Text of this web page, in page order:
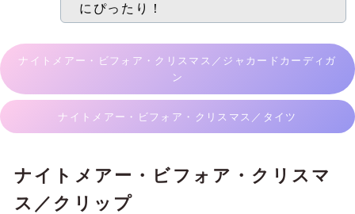
にぴったり！
ナイトメアー・ビフォア・クリスマス／ジャカードカーディガ
ン
ナイトメアー・ビフォア・クリスマス／タイツ
ナイトメアー・ビフォア・クリスマ
ス／クリップ